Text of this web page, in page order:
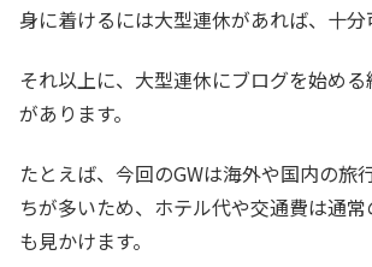
身に着けるには大型連休があれば、十分
それ以上に、大型連休にブログを始め
があります。
たとえば、今回のGWは海外や国内の旅
ちが多いため、ホテル代や交通費は通
も見かけます。